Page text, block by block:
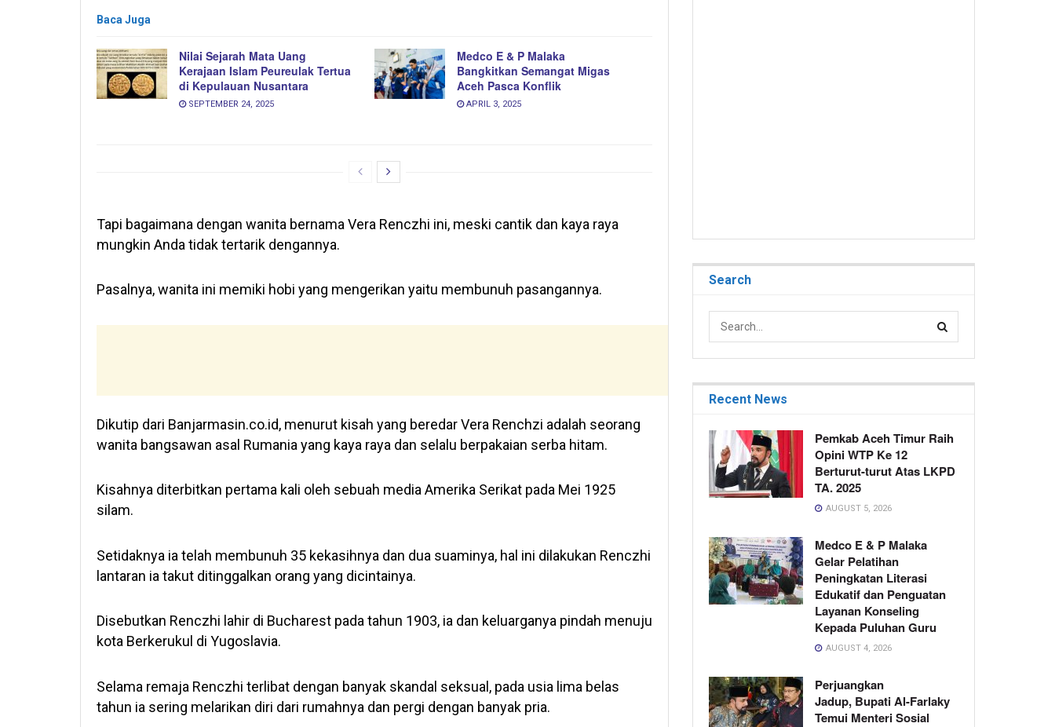
Baca Juga
Nilai Sejarah Mata Uang
Kerajaan Islam Peureulak Tertua
di Kepulauan Nusantara
SEPTEMBER 24, 2025
Medco E & P Malaka
Bangkitkan Semangat Migas
Aceh Pasca Konflik
APRIL 3, 2025
Tapi bagaimana dengan wanita bernama Vera Renczhi ini, meski cantik dan kaya raya
mungkin Anda tidak tertarik dengannya.
Pasalnya, wanita ini memiki hobi yang mengerikan yaitu membunuh pasangannya.
Dikutip dari Banjarmasin.co.id, menurut kisah yang beredar Vera Renchzi adalah seorang
wanita bangsawan asal Rumania yang kaya raya dan selalu berpakaian serba hitam.
Kisahnya diterbitkan pertama kali oleh sebuah media Amerika Serikat pada Mei 1925
silam.
Setidaknya ia telah membunuh 35 kekasihnya dan dua suaminya, hal ini dilakukan Renczhi
lantaran ia takut ditinggalkan orang yang dicintainya.
Disebutkan Renczhi lahir di Bucharest pada tahun 1903, ia dan keluarganya pindah menuju
kota Berkerukul di Yugoslavia.
Selama remaja Renczhi terlibat dengan banyak skandal seksual, pada usia lima belas
tahun ia sering melarikan diri dari rumahnya dan pergi dengan banyak pria.
Search
Recent News
Pemkab Aceh Timur Raih
Opini WTP Ke 12
Berturut-turut Atas LKPD
TA. 2025
AUGUST 5, 2026
Medco E & P Malaka
Gelar Pelatihan
Peningkatan Literasi
Edukatif dan Penguatan
Layanan Konseling
Kepada Puluhan Guru
AUGUST 4, 2026
Perjuangkan
Jadup, Bupati Al-Farlaky
Temui Menteri Sosial